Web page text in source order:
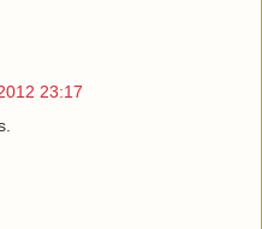
23:17